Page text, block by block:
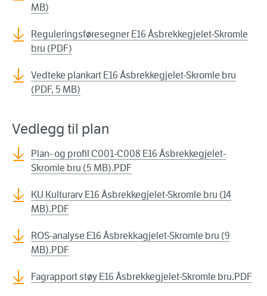
MB)
Reguleringsføresegner E16 Åsbrekkegjelet-Skromle
bru (PDF)
Vedteke plankart E16 Åsbrekkegjelet-Skromle bru
(PDF, 5 MB)
Vedlegg til plan
Plan- og profil C001-C008 E16 Åsbrekkegjelet-
Skromle bru (5 MB).PDF
KU Kulturarv E16 Åsbrekkegjelet-Skromle bru (14
MB).PDF
ROS-analyse E16 Åsbrekkagjelet-Skromle bru (9
MB).PDF
Fagrapport støy E16 Åsbrekkegjelet-Skromle bru.PDF